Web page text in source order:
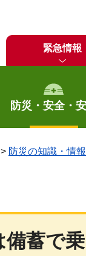
緊急情報
防災・安全・
> 防災の知識・情報
蓄で